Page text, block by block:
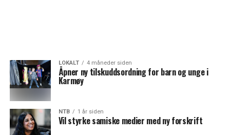
LOKALT 4 måneder siden
Åpner ny tilskuddsordning for barn og unge i
Karmøy
NTB 1 år siden
Vil styrke samiske medier med ny forskrift